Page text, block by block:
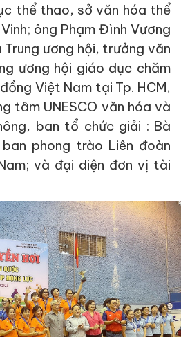
thể thao, sở văn hóa thể
ông Phạm Đình Vương
ương hội, trưởng văn
ương hội giáo dục chăm
Việt Nam tại Tp. HCM,
tâm UNESCO văn hóa và
ban tổ chức giải : Bà
phong trào Liên đoàn
và đại diện đơn vị tài